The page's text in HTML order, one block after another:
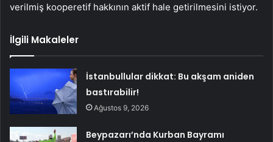
verilmiş kooperetif hakkının aktif hale getirilmesini istiyor.
İlgili Makaleler
İstanbullular dikkat: Bu akşam aniden
bastırabilir!
Ağustos 9, 2026
Beypazarı’nda Kurban Bayramı